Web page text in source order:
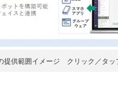
提供範囲イメージ クリック／タッ